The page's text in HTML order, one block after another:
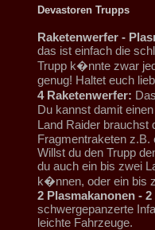
Devastoren Trupps
Raketenwerfer -
das ist einfach die
Trupp k�nnte zwar
genug! Haltet euch
4 Raketenwerfer:
Du kannst damit
Land Raider
Fragmentraketen z.B.
Willst du den Trupp
du auch ein bis zwei
k�nnen, oder ein bis
2 Plasmakanonen -
schwergepanzerte
leichte Fahrzeuge.